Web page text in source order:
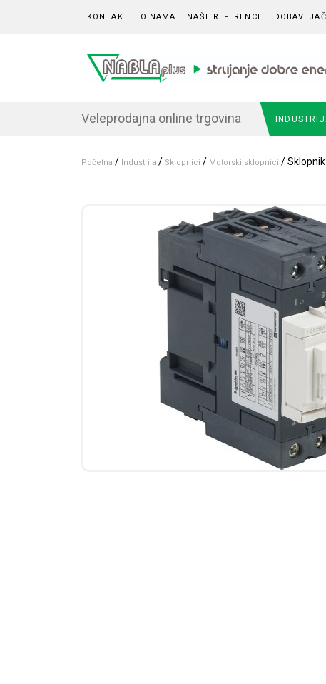
KONTAKT O NAMA NAŠE REFERENCE
Veleprodajna online trgovina
Početna / Industrija / Sklopnici / Motorski sklopnici /